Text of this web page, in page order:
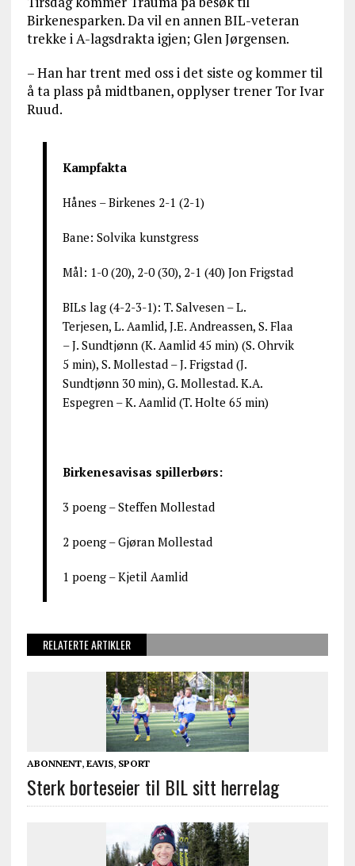
Birkenesparken. Da vil en annen BIL-veteran
trekke i A-lagsdrakta igjen; Glen Jørgensen.
– Han har trent med oss i det siste og kommer til
å ta plass på midtbanen, opplyser trener Tor Ivar
Ruud.
Kampfakta
Hånes – Birkenes 2-1 (2-1)
Bane: Solvika kunstgress
Mål: 1-0 (20), 2-0 (30), 2-1 (40) Jon Frigstad
BILs lag (4-2-3-1): T. Salvesen – L.
Terjesen, L. Aamlid, J.E. Andreassen, S. Flaa
– J. Sundtjønn (K. Aamlid 45 min) (S. Ohrvik
5 min), S. Mollestad – J. Frigstad (J.
Sundtjønn 30 min), G. Mollestad. K.A.
Espegren – K. Aamlid (T. Holte 65 min)
Birkenesavisas spillerbørs:
3 poeng – Steffen Mollestad
2 poeng – Gjøran Mollestad
1 poeng – Kjetil Aamlid
RELATERTE ARTIKLER
ABONNENT, EAVIS, SPORT
Sterk borteseier til BIL sitt herrelag